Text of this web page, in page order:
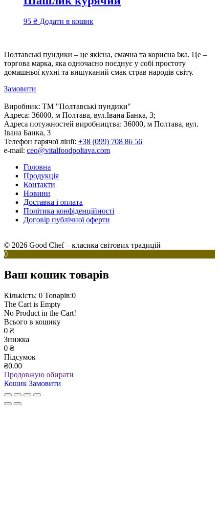
95 ₴ Додати в кошик
Полтавські пундики – це якісна, смачна та корисна їжа. Це –
торгова марка, яка одночасно поєднує у собі простоту
домашньої кухні та вишуканий смак страв народів світу.
Замовити
Виробник: ТМ "Полтавські пундики"
Адреса: 36000, м Полтава, вул.Івана Банка, 3;
Адреса потужностей виробництва: 36000, м Полтава, вул.
Івана Банка, 3
Телефон гарячої лінії: +38 (099) 708 86 56
e-mail: ceo@vitalfoodpoltava.com
Головна
Продукція
Контакти
Новини
Доставка і оплата
Політика конфіденційності
Договір публічної оферти
© 2026 Good Chef – класика світових традицій
0
Ваш кошик товарів
Кількість: 0 Товарів:0
The Cart is Empty
No Product in the Cart!
Всього в кошику
0 ₴
Знижка
0 ₴
Підсумок
₴0.00
Продовжую обирати
Кошик Замовити